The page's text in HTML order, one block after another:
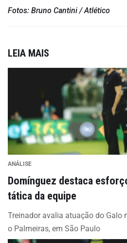
Fotos: Bruno Cantini / Atlético
LEIA MAIS
ANÁLISE
Domínguez destaca
tática da equipe
Treinador avalia atuação do Galo
o Palmeiras, em São Paulo